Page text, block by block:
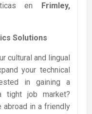
en Frimley,
Solutions
cultural and lingual
your technical
in gaining a
tight job market?
abroad in a friendly